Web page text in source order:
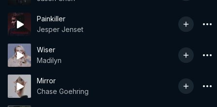
Painkiller
Jesper Jenset
Wiser
Madilyn
Mirror
Chase Goehring